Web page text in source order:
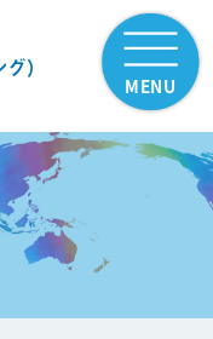
）
MENU